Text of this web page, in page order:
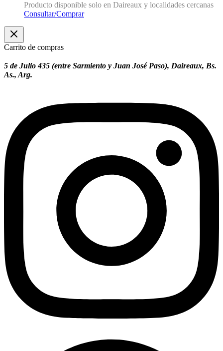
Producto disponible solo en Daireaux y localidades cercanas
Consultar/Comprar
Carrito de compras
5 de Julio 435 (entre Sarmiento y Juan José Paso), Daireaux, Bs.
As., Arg.